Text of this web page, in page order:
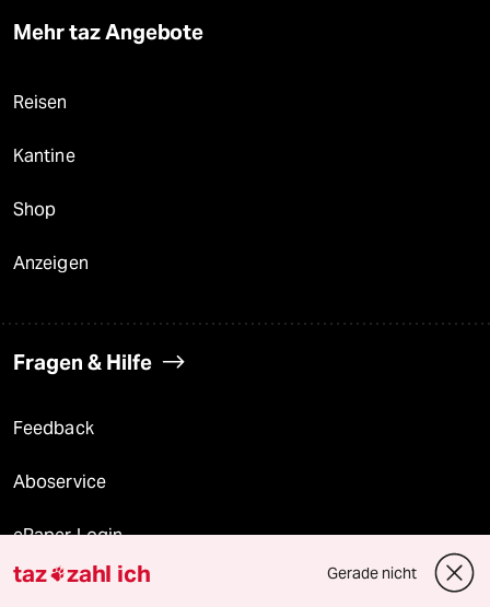
Mehr taz Angebote
Reisen
Kantine
Shop
Anzeigen
Fragen & Hilfe
Feedback
Aboservice
ePaper Login
Downloads für Abonnierende
taz zahl ich Gerade nicht